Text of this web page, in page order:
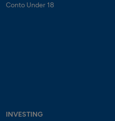
Conto Under 18
INVESTING